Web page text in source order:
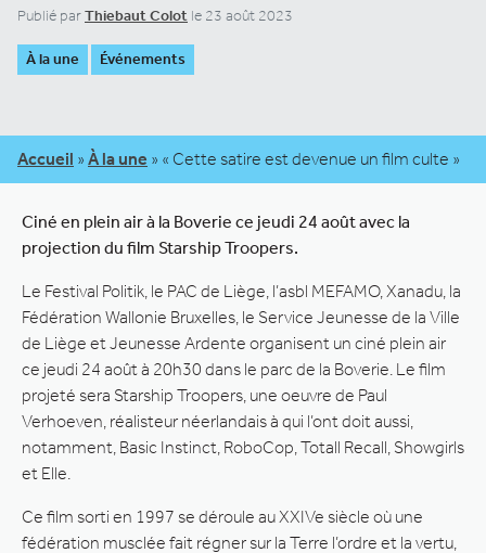
Publié parThiebaut Colot le 23 août 2023
À la une Événements
Accueil » À la une » « Cette satire est devenue un film culte »
Ciné en plein air à la Boverie ce jeudi 24 août avec la
projection du film Starship Troopers.
Le Festival Politik, le PAC de Liège, l’asbl MEFAMO, Xanadu, la
Fédération Wallonie Bruxelles, le Service Jeunesse de la Ville
de Liège et Jeunesse Ardente organisent un ciné plein air
ce jeudi 24 août à 20h30 dans le parc de la Boverie. Le film
projeté sera Starship Troopers, une oeuvre de Paul
Verhoeven, réalisteur néerlandais à qui l’ont doit aussi,
notamment, Basic Instinct, RoboCop, Totall Recall, Showgirls
et Elle.
Ce film sorti en 1997 se déroule au XXIVe siècle où une
fédération musclée fait régner sur la Terre l’ordre et la vertu,